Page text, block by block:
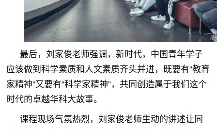
最后，刘家俊老师强调，新时代，中国青年学子
应该做到科学素质和人文素质齐头并进，既要有“教育
家精神”又要有“科学家精神”，共同创造属于我们这个
时代的卓越华科大故事。
课程现场气氛热烈，刘家俊老师生动的讲述让同